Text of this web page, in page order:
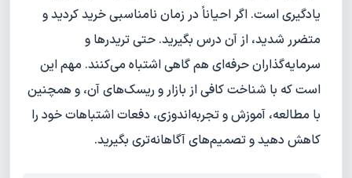
یادگیری است. اگر احیاناً در زمان نامناسبی خرید کردید و
متضرر شدید، از آن درس بگیرید. حتی تریدرها و
سرمایه‌گذاران حرفه‌ای هم گاهی اشتباه می‌کنند. مهم این
است که با شناخت کافی از بازار و ریسک‌های آن، و همچنین
با مطالعه، آموزش و تجربه‌اندوزی، دفعات اشتباهات خود را
کاهش دهید و تصمیم‌های آگاهانه‌تری بگیرید.